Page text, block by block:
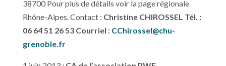
38700 Pour plus de détails voir la page régionale
Rhône-Alpes. Contact : Christine CHIROSSEL Tél. :
06 64 51 26 53 Courriel : CChirossel@chu-
grenoble.fr